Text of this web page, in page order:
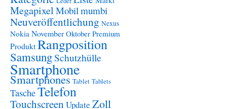
Megapixel Mobilmumbi
Neuveröffentlichung Nexus
Nokia November Oktober Premium
ProduktRangposition
SamsungSchutzhülle
Smartphone
Smartphones Tablet Tablets
TascheTelefon
Touchscreen Update Zoll